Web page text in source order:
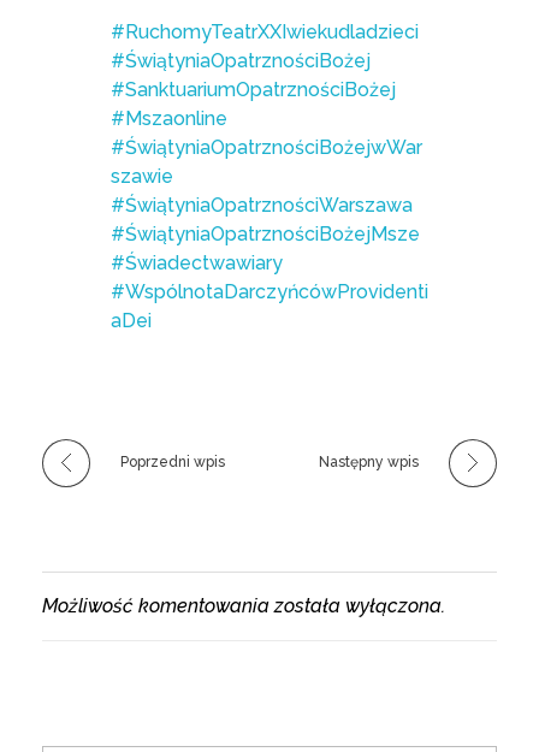
#RuchomyTeatrXXIwiekudladzieci
#ŚwiątyniaOpatrznościBożej
#SanktuariumOpatrznościBożej
#Mszaonline
#ŚwiątyniaOpatrznościBożejwWar
szawie
#ŚwiątyniaOpatrznościWarszawa
#ŚwiątyniaOpatrznościBożejMsze
#Świadectwawiary
#WspólnotaDarczyńcówProvidenti
aDei
Poprzedni wpis Następny wpis
Możliwość komentowania została wyłączona.